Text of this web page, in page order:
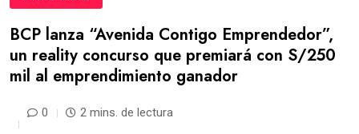
BCP lanza “Avenida Contigo Emprendedor”,
un reality concurso que premiará con S/250
mil al emprendimiento ganador
0 2 mins. de lectura